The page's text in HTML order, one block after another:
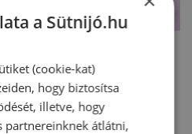
a Sütnijó.hu
(cookie-kat)
hogy biztosítsa
illetve, hogy
partnereinknek átlátni,